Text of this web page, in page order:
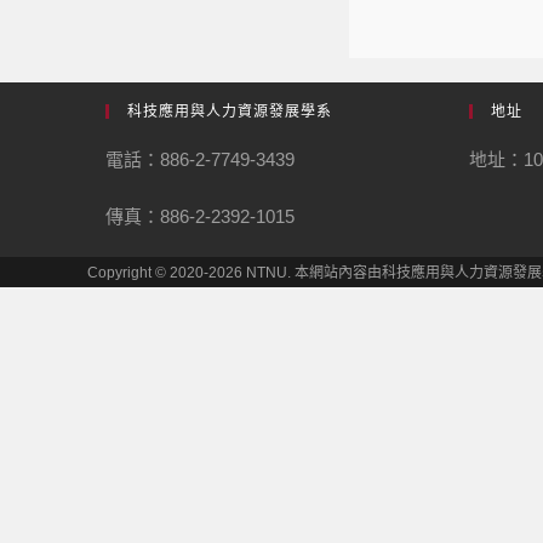
科技應用與人力資源發展學系
電話：886-2-7749-3439
傳真：886-2-2392-1015
地址
地址：
Copyright © 2020-2026 NTNU. 本網站內容由科技應用與人力資源發